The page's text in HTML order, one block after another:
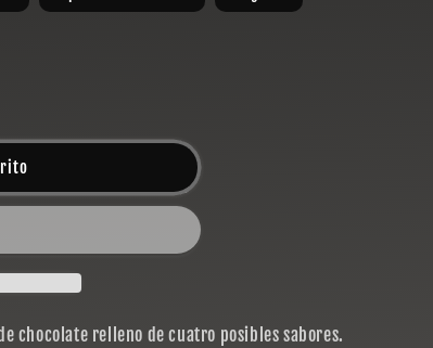
chocolate relleno de cuatro posibles sabores.